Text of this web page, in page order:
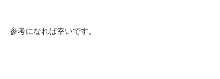
参考になれば幸いです。